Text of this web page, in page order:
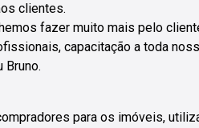
clientes.
fazer muito mais pelo
capacitação a toda
Bruno.
para os imóveis,